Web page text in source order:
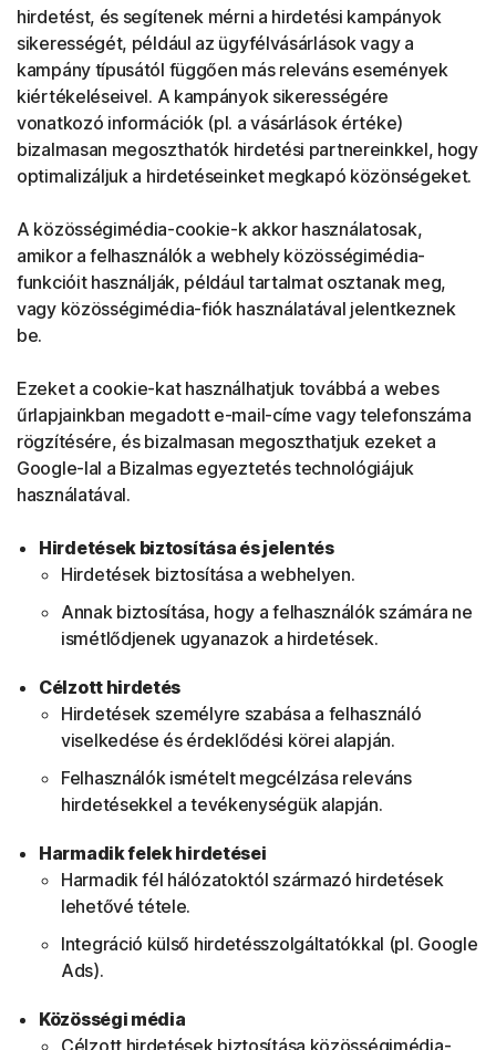
hirdetést, és segítenek mérni a hirdetési kampányok
sikerességét, például az ügyfélvásárlások vagy a
kampány típusától függően más releváns események
kiértékeléseivel. A kampányok sikerességére
vonatkozó információk (pl. a vásárlások értéke)
bizalmasan megoszthatók hirdetési partnereinkkel, hogy
optimalizáljuk a hirdetéseinket megkapó közönségeket.
A közösségimédia-cookie-k akkor használatosak,
amikor a felhasználók a webhely közösségimédia-
funkcióit használják, például tartalmat osztanak meg,
vagy közösségimédia-fiók használatával jelentkeznek
be.
Ezeket a cookie-kat használhatjuk továbbá a webes
űrlapjainkban megadott e-mail-címe vagy telefonszáma
rögzítésére, és bizalmasan megoszthatjuk ezeket a
Google-lal a Bizalmas egyeztetés technológiájuk
használatával.
Hirdetések biztosítása és jelentés
Hirdetések biztosítása a webhelyen.
Annak biztosítása, hogy a felhasználók számára ne
ismétlődjenek ugyanazok a hirdetések.
Célzott hirdetés
Hirdetések személyre szabása a felhasználó
viselkedése és érdeklődési körei alapján.
Felhasználók ismételt megcélzása releváns
hirdetésekkel a tevékenységük alapján.
Harmadik felek hirdetései
Harmadik fél hálózatoktól származó hirdetések
lehetővé tétele.
Integráció külső hirdetésszolgáltatókkal (pl. Google
Ads).
Közösségi média
Célzott hirdetések biztosítása közösségimédia-